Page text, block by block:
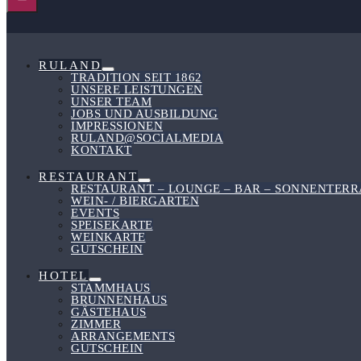
Menü-
Schalter
RULAND
Menü-
Schalter
TRADITION SEIT 1862
UNSERE LEISTUNGEN
UNSER TEAM
JOBS UND AUSBILDUNG
IMPRESSIONEN
RULAND@SOCIALMEDIA
KONTAKT
RESTAURANT
Menü-
Schalter
RESTAURANT – LOUNGE – BAR –
WEIN- / BIERGARTEN
EVENTS
SPEISEKARTE
WEINKARTE
GUTSCHEIN
HOTEL
Menü-
Schalter
STAMMHAUS
BRUNNENHAUS
GÄSTEHAUS
ZIMMER
ARRANGEMENTS
GUTSCHEIN